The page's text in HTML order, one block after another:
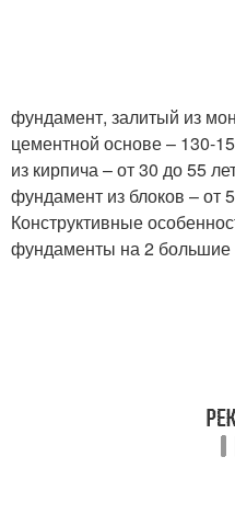
Подпол в доме
фундамент, залитый из
цементной основе – 130-
из кирпича – от 30 до 55
фундамент из блоков – от
Конструктивные
фундаменты на 2 большие